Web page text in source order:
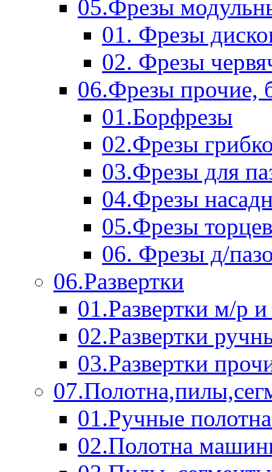
05.Фрезы
01. Фрезы
02. Фрезы
06.Фрезы прочие,
01.Борфрезы
02.Фрезы
03.Фрезы для
04.Фрезы
05.Фрезы
06. Фрезы д/
06.Развертки
01.Развертки м/р
02.Развертки
03.Развертки
01.Ручные
02.Полотна